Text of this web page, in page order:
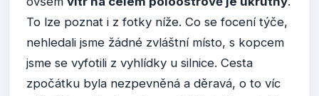
To lze poznat i z fotky níže. Co se focení týče,
nehledali jsme žádné zvláštní místo, s kopcem
jsme se vyfotili z vyhlídky u silnice. Cesta
zpočátku byla nezpevněná a děravá, o to víc